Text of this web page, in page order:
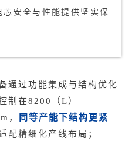
安全与性能提供坚实保
通过功能集成与结构优化
制在8200（L）
， 同等产能下结构更紧
配精细化产线布局；